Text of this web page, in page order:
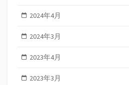
2024年4月
2024年3月
2023年4月
2023年3月